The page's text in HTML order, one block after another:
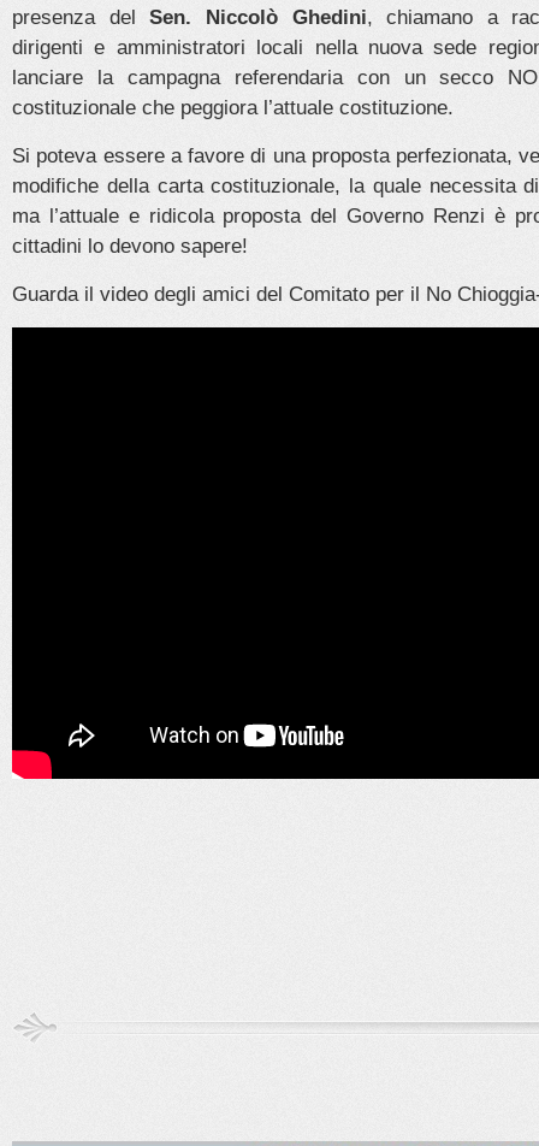
presenza delSen. Niccolò Ghedini, chiamano a
dirigenti e amministratori locali nella nuova sede
lanciare la campagna referendaria con un secco
costituzionale che peggiora l’attuale costituzione.
Si poteva essere a favore di una proposta perfezionata,
modifiche della carta costituzionale, la quale necessita
ma l’attuale e ridicola proposta del Governo Renzi è
cittadini lo devono sapere!
Guarda il video degli amici del Comitato per il No